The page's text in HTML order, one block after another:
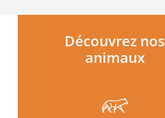
Découvrez nos
animaux